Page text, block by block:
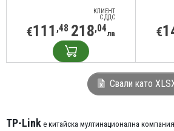
КЛИЕНТ
С ДДС
€111 ,48 218,04лв €
Свали като
TP-Link е китайска мултинационална